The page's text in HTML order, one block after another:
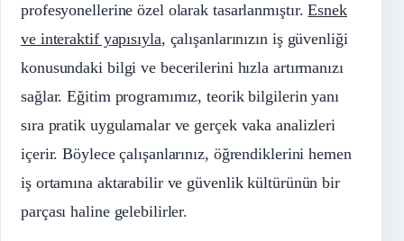
profesyonellerine özel olarak tasarlanmıştır.Esnek
ve interaktif yapısıyla, çalışanlarınızın iş güvenliği
konusundaki bilgi ve becerilerini hızla artırmanızı
sağlar. Eğitim programımız, teorik bilgilerin yanı
sıra pratik uygulamalar ve gerçek vaka analizleri
içerir. Böylece çalışanlarınız, öğrendiklerini hemen
iş ortamına aktarabilir ve güvenlik kültürünün bir
parçası haline gelebilirler.